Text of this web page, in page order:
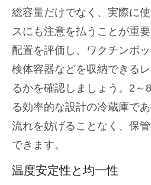
総容量だけでなく、実際に
スにも注意を払うことが重
配置を評価し、ワクチンボ
検体容器などを収納できる
るかを確認しましょう。2
る効率的な設計の冷蔵庫で
流れを妨げることなく、保
できます。
温度安定性と均一性